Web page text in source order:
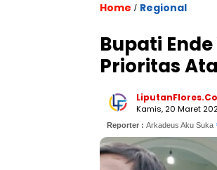
Home / Regional
Bupati
Prioritas
Kamis, 20 Maret
Reporter : Arkadeus Aku Suka